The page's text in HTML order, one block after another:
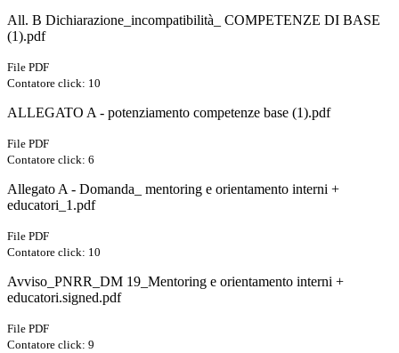
All. B Dichiarazione_incompatibilità_ COMPETENZE DI BASE
(1).pdf
File PDF
Contatore click: 10
ALLEGATO A - potenziamento competenze base (1).pdf
File PDF
Contatore click: 6
Allegato A - Domanda_ mentoring e orientamento interni +
educatori_1.pdf
File PDF
Contatore click: 10
Avviso_PNRR_DM 19_Mentoring e orientamento interni +
educatori.signed.pdf
File PDF
Contatore click: 9